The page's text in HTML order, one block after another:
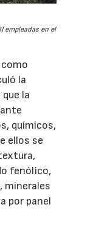
empleadas en el
la
la
químicos,
ellos se
fenólico,
minerales
por panel